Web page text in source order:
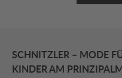
SCHNITZLER – MODE
KINDER AM